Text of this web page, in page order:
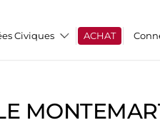
Civiques ACHAT